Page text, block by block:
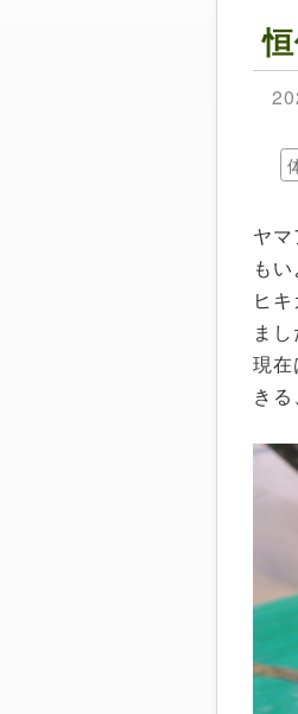
ヤ
も
ヒ
まし
現
き